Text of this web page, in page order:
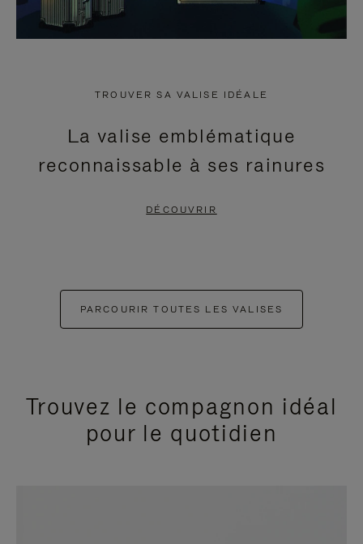
TROUVER SA VALISE IDÉALE
La valise emblématique
reconnaissable à ses rainures
DÉCOUVRIR
PARCOURIR TOUTES LES VALISES
Trouvez le compagnon idéal
pour le quotidien